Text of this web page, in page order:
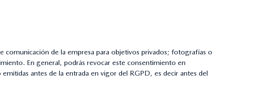
comunicación de la empresa para objetivos privados; fotografías o
En general, podrás revocar este consentimiento en
antes de la entrada en vigor del RGPD, es decir antes del